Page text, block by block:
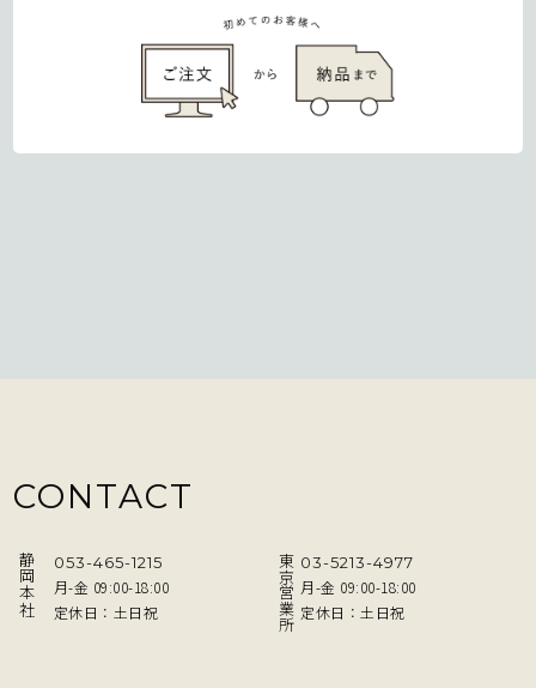
CONTACT
静岡本社 053-465-1215
月-金 09:00-18:00
定休日：土日祝
東京営業所 03-5213-4977
月-金 09:00-18:00
定休日：土日祝